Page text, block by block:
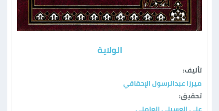
الولاية
تأليف:
ميرزا عبدالرسول الإحقاقي
تحقيق: